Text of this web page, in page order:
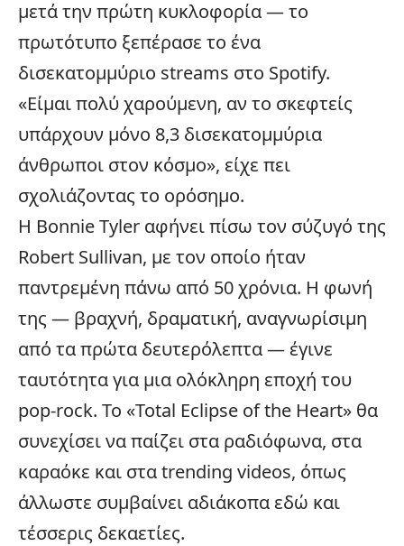
μετά την πρώτη κυκλοφορία — το
πρωτότυπο ξεπέρασε το ένα
δισεκατομμύριο streams στο Spotify.
«Είμαι πολύ χαρούμενη, αν το σκεφτείς
υπάρχουν μόνο 8,3 δισεκατομμύρια
άνθρωποι στον κόσμο», είχε πει
σχολιάζοντας το ορόσημο.
Η Bonnie Tyler αφήνει πίσω τον σύζυγό της
Robert Sullivan, με τον οποίο ήταν
παντρεμένη πάνω από 50 χρόνια. Η φωνή
της — βραχνή, δραματική, αναγνωρίσιμη
από τα πρώτα δευτερόλεπτα — έγινε
ταυτότητα για μια ολόκληρη εποχή του
pop-rock. Το «Total Eclipse of the Heart» θα
συνεχίσει να παίζει στα ραδιόφωνα, στα
καραόκε και στα trending videos, όπως
άλλωστε συμβαίνει αδιάκοπα εδώ και
τέσσερις δεκαετίες.